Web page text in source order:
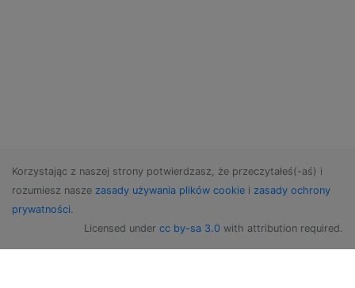
Korzystając z naszej strony potwierdzasz, że przeczytałeś(-aś) i
rozumiesz nasze zasady używania plików cookie i zasady ochrony
prywatności.
Licensed under cc by-sa 3.0 with attribution required.